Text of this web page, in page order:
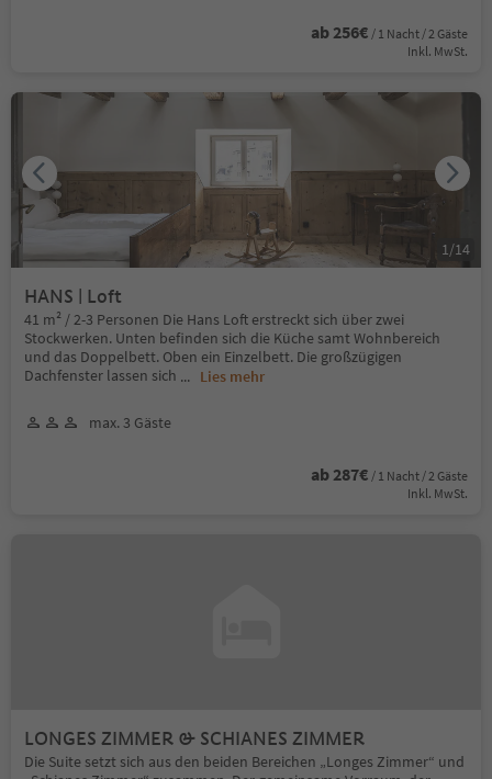
ab 256€ / 1 Nacht / 2 Gäste
Inkl. MwSt.
HANS | Loft
41 m² / 2-3 Personen Die Hans Loft erstreckt sich über zwei
Stockwerken. Unten beﬁnden sich die Küche samt Wohnbereich
und das Doppelbett. Oben ein Einzelbett. Die großzügigen
Dachfenster lassen sich ... Lies mehr
max. 3 Gäste
ab 287€ / 1 Nacht / 2 Gäste
Inkl. MwSt.
1 /14
LONGES ZIMMER & SCHIANES ZIMMER
Die Suite setzt sich aus den beiden Bereichen „Longes Zimmer“ und